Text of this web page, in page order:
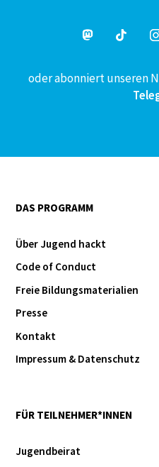
oder abonniert unseren
DAS PROGRAMM
Über Jugend hackt
Code of Conduct
Freie Bildungsmaterialien
Presse
Kontakt
Impressum & Datenschutz
FÜR TEILNEHMER*INNEN
Jugendbeirat